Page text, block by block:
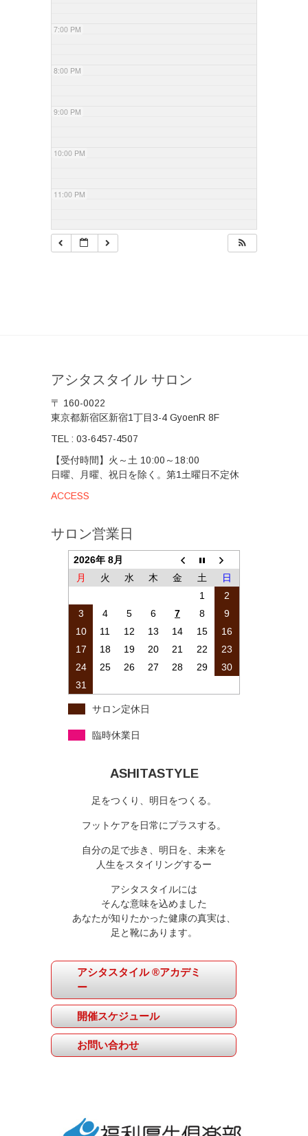
7:00 PM
8:00 PM
9:00 PM
10:00 PM
11:00 PM
アシタスタイル サロン
〒 160-0022
東京都新宿区新宿1丁目3-4 GyoenR 8F
TEL : 03-6457-4507
【受付時間】火～土 10:00～18:00
日曜、月曜、祝日を除く。第1土曜日不定休
ACCESS
サロン営業日
2026年 8月
月
火 水 木 金 土
日
1
2
3
4 5 6 7 8
9
10
11 12 13 14 15
16
17
18 19 20 21 22
23
24
25 26 27 28 29
30
31
サロン定休日
臨時休業日
ASHITASTYLE
足をつくり、明日をつくる。
フットケアを日常にプラスする。
自分の足で歩き、明日を、未来を
人生をスタイリングするー
アシタスタイルには
そんな意味を込めました
あなたが知りたかった健康の真実は、
足と靴にあります。
アシタスタイル ®アカデミ
ー
開催スケジュール
お問い合わせ